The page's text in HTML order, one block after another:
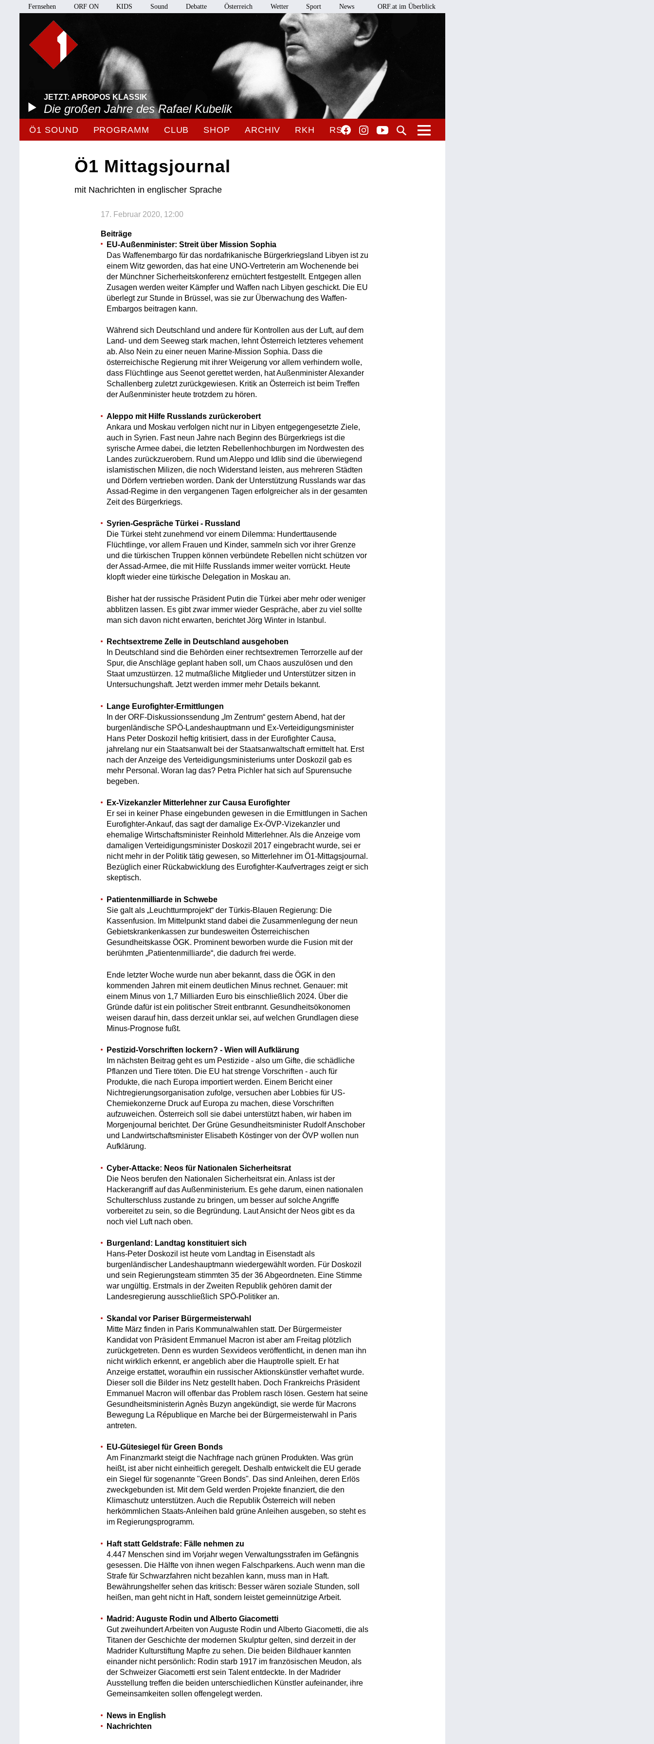
Fernsehen ORF ON KIDS Sound Debatte Österreich Wetter Sport News ORF.at im Überblick
JETZT: APROPOS KLASSIK
Die großen Jahre des Rafael Kubelik
Ö1 SOUND PROGRAMM CLUB SHOP ARCHIV RKH RSO
Ö1 Mittagsjournal
mit Nachrichten in englischer Sprache
17. Februar 2020, 12:00
Beiträge
EU-Außenminister: Streit über Mission Sophia
Das Waffenembargo für das nordafrikanische Bürgerkriegsland Libyen ist zu
einem Witz geworden, das hat eine UNO-Vertreterin am Wochenende bei
der Münchner Sicherheitskonferenz ernüchtert festgestellt. Entgegen allen
Zusagen werden weiter Kämpfer und Waffen nach Libyen geschickt. Die EU
überlegt zur Stunde in Brüssel, was sie zur Überwachung des Waffen-
Embargos beitragen kann.
Während sich Deutschland und andere für Kontrollen aus der Luft, auf dem
Land- und dem Seeweg stark machen, lehnt Österreich letzteres vehement
ab. Also Nein zu einer neuen Marine-Mission Sophia. Dass die
österreichische Regierung mit ihrer Weigerung vor allem verhindern wolle,
dass Flüchtlinge aus Seenot gerettet werden, hat Außenminister Alexander
Schallenberg zuletzt zurückgewiesen. Kritik an Österreich ist beim Treffen
der Außenminister heute trotzdem zu hören.
Aleppo mit Hilfe Russlands zurückerobert
Ankara und Moskau verfolgen nicht nur in Libyen entgegengesetzte Ziele,
auch in Syrien. Fast neun Jahre nach Beginn des Bürgerkriegs ist die
syrische Armee dabei, die letzten Rebellenhochburgen im Nordwesten des
Landes zurückzuerobern. Rund um Aleppo und Idlib sind die überwiegend
islamistischen Milizen, die noch Widerstand leisten, aus mehreren Städten
und Dörfern vertrieben worden. Dank der Unterstützung Russlands war das
Assad-Regime in den vergangenen Tagen erfolgreicher als in der gesamten
Zeit des Bürgerkriegs.
Syrien-Gespräche Türkei - Russland
Die Türkei steht zunehmend vor einem Dilemma: Hunderttausende
Flüchtlinge, vor allem Frauen und Kinder, sammeln sich vor ihrer Grenze
und die türkischen Truppen können verbündete Rebellen nicht schützen vor
der Assad-Armee, die mit Hilfe Russlands immer weiter vorrückt. Heute
klopft wieder eine türkische Delegation in Moskau an.
Bisher hat der russische Präsident Putin die Türkei aber mehr oder weniger
abblitzen lassen. Es gibt zwar immer wieder Gespräche, aber zu viel sollte
man sich davon nicht erwarten, berichtet Jörg Winter in Istanbul.
Rechtsextreme Zelle in Deutschland ausgehoben
In Deutschland sind die Behörden einer rechtsextremen Terrorzelle auf der
Spur, die Anschläge geplant haben soll, um Chaos auszulösen und den
Staat umzustürzen. 12 mutmaßliche Mitglieder und Unterstützer sitzen in
Untersuchungshaft. Jetzt werden immer mehr Details bekannt.
Lange Eurofighter-Ermittlungen
In der ORF-Diskussionssendung „Im Zentrum“ gestern Abend, hat der
burgenländische SPÖ-Landeshauptmann und Ex-Verteidigungsminister
Hans Peter Doskozil heftig kritisiert, dass in der Eurofighter Causa,
jahrelang nur ein Staatsanwalt bei der Staatsanwaltschaft ermittelt hat. Erst
nach der Anzeige des Verteidigungsministeriums unter Doskozil gab es
mehr Personal. Woran lag das? Petra Pichler hat sich auf Spurensuche
begeben.
Ex-Vizekanzler Mitterlehner zur Causa Eurofighter
Er sei in keiner Phase eingebunden gewesen in die Ermittlungen in Sachen
Eurofighter-Ankauf, das sagt der damalige Ex-ÖVP-Vizekanzler und
ehemalige Wirtschaftsminister Reinhold Mitterlehner. Als die Anzeige vom
damaligen Verteidigungsminister Doskozil 2017 eingebracht wurde, sei er
nicht mehr in der Politik tätig gewesen, so Mitterlehner im Ö1-Mittagsjournal.
Bezüglich einer Rückabwicklung des Eurofighter-Kaufvertrages zeigt er sich
skeptisch.
Patientenmilliarde in Schwebe
Sie galt als „Leuchtturmprojekt“ der Türkis-Blauen Regierung: Die
Kassenfusion. Im Mittelpunkt stand dabei die Zusammenlegung der neun
Gebietskrankenkassen zur bundesweiten Österreichischen
Gesundheitskasse ÖGK. Prominent beworben wurde die Fusion mit der
berühmten „Patientenmilliarde“, die dadurch frei werde.
Ende letzter Woche wurde nun aber bekannt, dass die ÖGK in den
kommenden Jahren mit einem deutlichen Minus rechnet. Genauer: mit
einem Minus von 1,7 Milliarden Euro bis einschließlich 2024. Über die
Gründe dafür ist ein politischer Streit entbrannt. Gesundheitsökonomen
weisen darauf hin, dass derzeit unklar sei, auf welchen Grundlagen diese
Minus-Prognose fußt.
Pestizid-Vorschriften lockern? - Wien will Aufklärung
Im nächsten Beitrag geht es um Pestizide - also um Gifte, die schädliche
Pflanzen und Tiere töten. Die EU hat strenge Vorschriften - auch für
Produkte, die nach Europa importiert werden. Einem Bericht einer
Nichtregierungsorganisation zufolge, versuchen aber Lobbies für US-
Chemiekonzerne Druck auf Europa zu machen, diese Vorschriften
aufzuweichen. Österreich soll sie dabei unterstützt haben, wir haben im
Morgenjournal berichtet. Der Grüne Gesundheitsminister Rudolf Anschober
und Landwirtschaftsminister Elisabeth Köstinger von der ÖVP wollen nun
Aufklärung.
Cyber-Attacke: Neos für Nationalen Sicherheitsrat
Die Neos berufen den Nationalen Sicherheitsrat ein. Anlass ist der
Hackerangriff auf das Außenministerium. Es gehe darum, einen nationalen
Schulterschluss zustande zu bringen, um besser auf solche Angriffe
vorbereitet zu sein, so die Begründung. Laut Ansicht der Neos gibt es da
noch viel Luft nach oben.
Burgenland: Landtag konstituiert sich
Hans-Peter Doskozil ist heute vom Landtag in Eisenstadt als
burgenländischer Landeshauptmann wiedergewählt worden. Für Doskozil
und sein Regierungsteam stimmten 35 der 36 Abgeordneten. Eine Stimme
war ungültig. Erstmals in der Zweiten Republik gehören damit der
Landesregierung ausschließlich SPÖ-Politiker an.
Skandal vor Pariser Bürgermeisterwahl
Mitte März finden in Paris Kommunalwahlen statt. Der Bürgermeister
Kandidat von Präsident Emmanuel Macron ist aber am Freitag plötzlich
zurückgetreten. Denn es wurden Sexvideos veröffentlicht, in denen man ihn
nicht wirklich erkennt, er angeblich aber die Hauptrolle spielt. Er hat
Anzeige erstattet, woraufhin ein russischer Aktionskünstler verhaftet wurde.
Dieser soll die Bilder ins Netz gestellt haben. Doch Frankreichs Präsident
Emmanuel Macron will offenbar das Problem rasch lösen. Gestern hat seine
Gesundheitsministerin Agnès Buzyn angekündigt, sie werde für Macrons
Bewegung La République en Marche bei der Bürgermeisterwahl in Paris
antreten.
EU-Gütesiegel für Green Bonds
Am Finanzmarkt steigt die Nachfrage nach grünen Produkten. Was grün
heißt, ist aber nicht einheitlich geregelt. Deshalb entwickelt die EU gerade
ein Siegel für sogenannte "Green Bonds". Das sind Anleihen, deren Erlös
zweckgebunden ist. Mit dem Geld werden Projekte finanziert, die den
Klimaschutz unterstützen. Auch die Republik Österreich will neben
herkömmlichen Staats-Anleihen bald grüne Anleihen ausgeben, so steht es
im Regierungsprogramm.
Haft statt Geldstrafe: Fälle nehmen zu
4.447 Menschen sind im Vorjahr wegen Verwaltungsstrafen im Gefängnis
gesessen. Die Hälfte von ihnen wegen Falschparkens. Auch wenn man die
Strafe für Schwarzfahren nicht bezahlen kann, muss man in Haft.
Bewährungshelfer sehen das kritisch: Besser wären soziale Stunden, soll
heißen, man geht nicht in Haft, sondern leistet gemeinnützige Arbeit.
Madrid: Auguste Rodin und Alberto Giacometti
Gut zweihundert Arbeiten von Auguste Rodin und Alberto Giacometti, die als
Titanen der Geschichte der modernen Skulptur gelten, sind derzeit in der
Madrider Kulturstiftung Mapfre zu sehen. Die beiden Bildhauer kannten
einander nicht persönlich: Rodin starb 1917 im französischen Meudon, als
der Schweizer Giacometti erst sein Talent entdeckte. In der Madrider
Ausstellung treffen die beiden unterschiedlichen Künstler aufeinander, ihre
Gemeinsamkeiten sollen offengelegt werden.
News in English
Nachrichten